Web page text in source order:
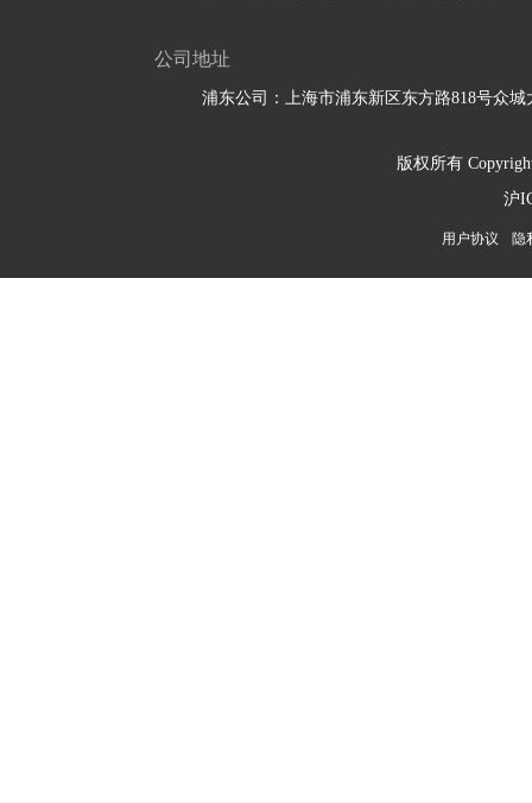
公司地址
浦东公司：上海市浦东新区东方路818号众城
版权所有
沪
用户协议 隐